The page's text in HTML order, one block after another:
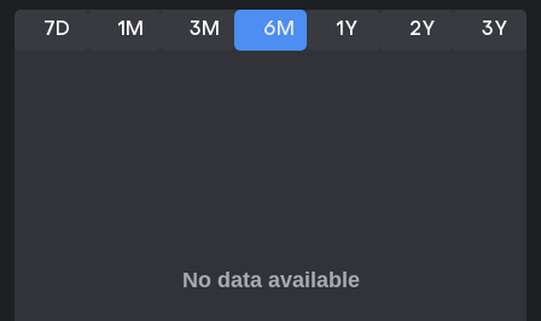
pozytywnych z mniejszej próby, co świadczy o ciągłym
zaangażowaniu społeczności. Gra dostaje okresowe
7D 1M 3M 6M 1Y 2Y 3Y